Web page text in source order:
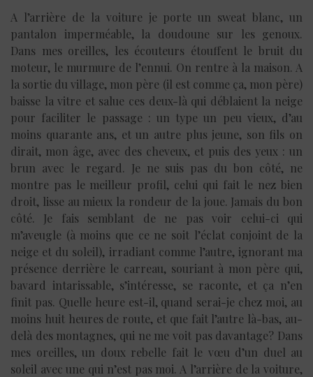
A l’arrière de la voiture je porte un sweat blanc, un
pantalon imperméable, la doudoune sur les genoux.
Dans mes oreilles, les écouteurs étouffent le bruit du
moteur, le murmure de l’ennui. On rentre à la maison. A
la sortie du village, mon père (il est comme ça, mon père)
baisse la vitre et salue ces deux-là qui déblaient la neige
pour faciliter le passage : un type un peu vieux, d’au
moins quarante ans, et un autre plus jeune, son fils on
dirait, mon âge, avec des cheveux, et puis des yeux : un
brun avec le regard. Je ne suis pas du bon côté, ne
montre pas le meilleur profil, celui qui fait le nez bien
droit, lisse au mieux la rondeur de la joue. Jamais du bon
côté. Je fais semblant de ne pas voir celui-ci qui
m’aveugle (à moins que ce ne soit l’éclat conjoint de la
neige et du soleil), irradiant comme l’autre, ignorant ma
présence derrière le carreau, souriant à mon père qui,
bavard intarissable, s’intéresse, se raconte, et ça n’en
finit pas. Quelle heure est-il, quand serai-je chez moi, au
moins huit heures de route, et que fait l’autre là-bas, au-
delà des montagnes, qui ne me voit pas davantage? Dans
mes oreilles, un doux rebelle fait le vœu d’un duel au
soleil avec une qui n’est pas moi. A l’arrière de la voiture,